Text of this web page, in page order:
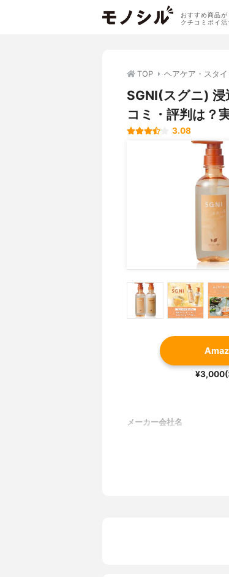
おすすめ商品が
クチコミポイ活
TOP ヘアケア・スタ
SGNI(スグニ)
コミ・評判は？
3.08
¥3,000(
メーカー会社名